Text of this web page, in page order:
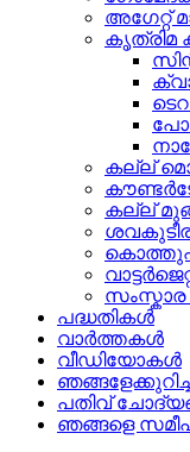
അഗേറ്റ്
കൃത്രിമ
കല്ല്
കല്ല്
പദ്ധതികൾ
വാർത്തകൾ
വീഡിയോകൾ
പതിവ്
ഞങ്ങളെ